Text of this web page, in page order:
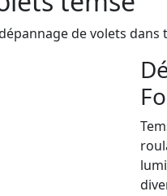
de volets